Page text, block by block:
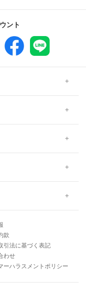
ント
款
引法に基づく表記
わせ
ーハラスメントポリシー